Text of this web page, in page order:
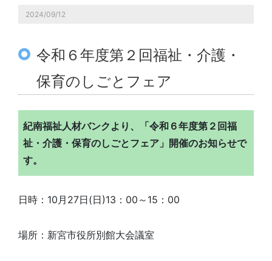
2024/09/12
令和６年度第２回福祉・介護・
保育のしごとフェア
紀南福祉人材バンクより、「令和６年度第２回福
祉・介護・保育のしごとフェア」開催のお知らせで
す。
日時：10月27日(日)13：00～15：00
場所：新宮市役所別館大会議室